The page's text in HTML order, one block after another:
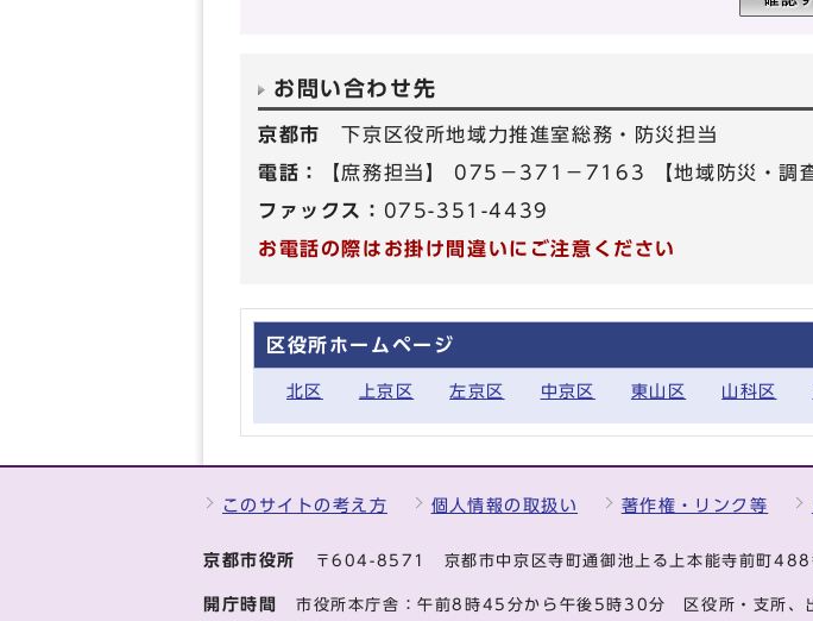
お問い合わせ先
京都市下京区役所地域力推進室総務・防災担当
電話：
【庶務担当】 075－371－7163 【地域防災・
ファックス： 075-351-4439
お電話の際はお掛け間違いにご注意ください
区役所ホームページ
北区 上京区 左京区 中京区 東山区 山科区
このサイトの考え方 個人情報の取扱い 著作権・リンク等
京都市役所 〒604-8571 京都市中京区寺町通御池上る上本能寺前町
開庁時間 市役所本庁舎：午前8時45分から午後5時30分 区役所・支所